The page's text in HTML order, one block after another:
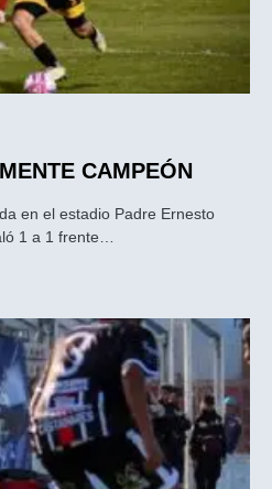
CAMPEÓN
en el estadio Padre Ernesto
1 a 1 frente…